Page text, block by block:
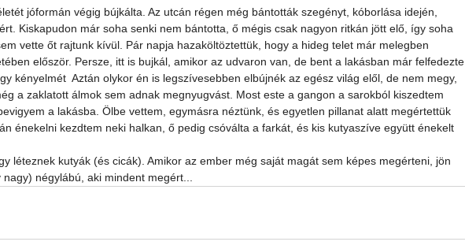
jóformán végig bújkálta. Az utcán régen még bántották szegényt, kóborlása idején,
Kiskapudon már soha senki nem bántotta, ő mégis csak nagyon ritkán jött elő, így soha
vette őt rajtunk kívül. Pár napja hazaköltöztettük, hogy a hideg telet már melegben
először. Persze, itt is bujkál, amikor az udvaron van, de bent a lakásban már felfedezte
kényelmét  Aztán olykor én is legszívesebben elbújnék az egész világ elől, de nem megy,
a zaklatott álmok sem adnak megnyugvást. Most este a gangon a sarokból kiszedtem
a lakásba. Ölbe vettem, egymásra néztünk, és egyetlen pillanat alatt megértettük
énekelni kezdtem neki halkan, ő pedig csóválta a farkát, és kis kutyaszíve együtt énekelt
léteznek kutyák (és cicák). Amikor az ember még saját magát sem képes megérteni, jön
nagy) négylábú, aki mindent megért...